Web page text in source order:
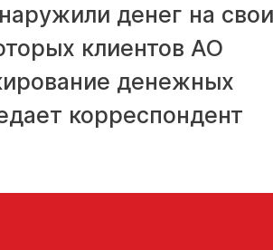
денег на
клиентов АО
денежных
корреспондент